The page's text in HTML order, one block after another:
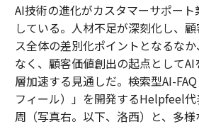
AI技術の進化がカスタマーサポー
している。人材不足が深刻化し、
ス全体の差別化ポイントとなるな
なく、顧客価値創出の起点として
層加速する見通しだ。検索型AI-
フィール）」を開発するHelpfeel代
周（写真右。以下、洛西）と、多